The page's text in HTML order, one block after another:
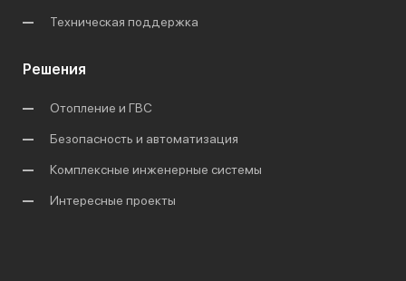
Техническая поддержка
Решения
Отопление и ГВС
Безопасность и автоматизация
Комплексные инженерные системы
Интересные проекты